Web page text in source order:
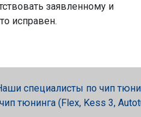
заявленному и
исправен.
специалисты по чип
тюнинга (Flex, Kess 3,